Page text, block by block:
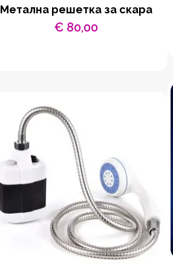
Метална решетка за скара
€ 80,00